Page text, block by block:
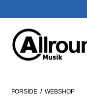
FORSIDE / WEBSHOP